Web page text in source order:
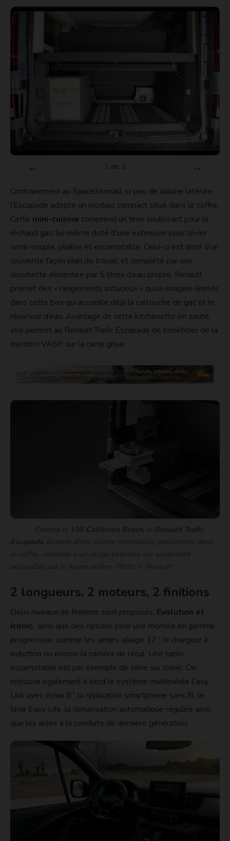
1 de 2
Contrairement au SpaceNomad, ici pas de cuisine latérale,
l’Escapade adopte un module compact situé dans le coffre.
Cette mini-cuisine comprend un tiroir coulissant pour le
réchaud gaz, lui-même doté d’une extension pour l’évier
semi-souple, pliable et escamotable. Celui-ci est doté d’un
couvercle façon plan de travail, et complété par une
douchette alimentée par 5 litres d’eau propre. Renault
promet des « rangements astucieux » qu’on imagine limités
dans cette box qui accueille déjà la cartouche de gaz et le
réservoir d’eau. Avantage de cette kitchenette en soute,
elle permet au Renault Trafic Escapade de bénéficier de la
mention VASP sur la carte grise.
2 longueurs, 2 moteurs, 2 finitions
Deux niveaux de finitions sont proposés, Evolution et
Iconic, ainsi que des options pour une montée en gamme
progressive, comme les jantes alliage 17”, le chargeur à
induction ou encore la caméra de recul. Une table
escamotable est par exemple de série sur Iconic. On
retrouve également à bord le système multimédia Easy
Link avec écran 8”, la réplication smartphone sans fil, le
tiroir Easy Life, la climatisation automatique régulée ainsi
que les aides à la conduite de dernière génération.